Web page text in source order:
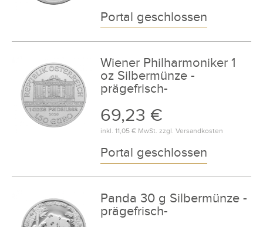
Portal geschlossen
Wiener Philharmoniker 1
oz Silbermünze -
prägefrisch-
69,23 €
inkl. 11,05 €MwSt. zzgl. Versandkosten
Portal geschlossen
Panda 30 g Silbermünze -
prägefrisch-